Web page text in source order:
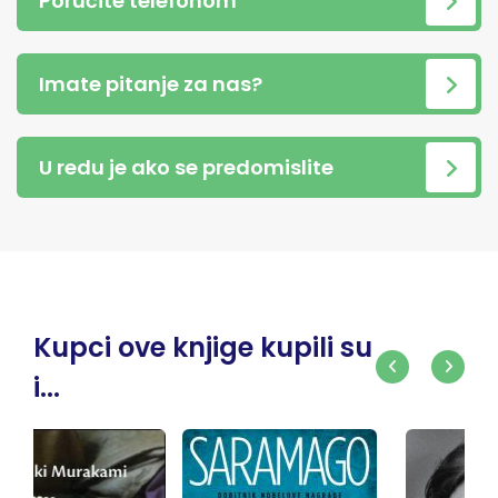
Imate pitanje za nas?
U redu je ako se predomislite
Kupci ove knjige kupili su
i...